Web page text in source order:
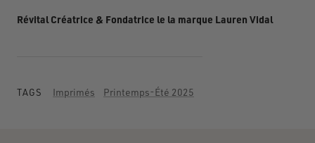
TAGS Imprimés Printemps-Été 2025
Révital Créatrice & Fondatrice le la marque Lauren Vidal